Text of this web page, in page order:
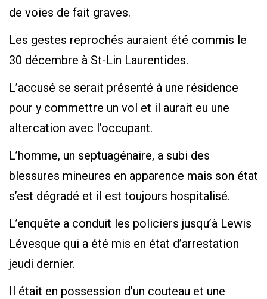
de voies de fait graves.
Les gestes reprochés auraient été commis le
30 décembre à St-Lin Laurentides.
L’accusé se serait présenté à une résidence
pour y commettre un vol et il aurait eu une
altercation avec l’occupant.
L’homme, un septuagénaire, a subi des
blessures mineures en apparence mais son état
s’est dégradé et il est toujours hospitalisé.
L’enquête a conduit les policiers jusqu’à Lewis
Lévesque qui a été mis en état d’arrestation
jeudi dernier.
Il était en possession d’un couteau et une